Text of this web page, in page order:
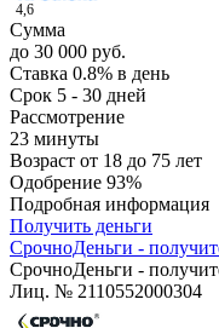
4,6
Сумма
до 30 000 руб.
Ставка 0.8% в день
Срок 5 - 30 дней
Рассмотрение
23 минуты
Возраст от 18 до 75 лет
Одобрение 93%
Подробная информация
Получить деньги
СрочноДеньги -
СрочноДеньги -
Лиц. № 2110552000304